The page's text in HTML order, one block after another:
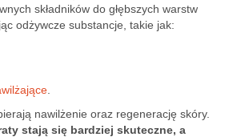
składników do głębszych warstw
odżywcze substancje, takie jak:
nawilżenie oraz regenerację skóry.
stają się bardziej skuteczne, a